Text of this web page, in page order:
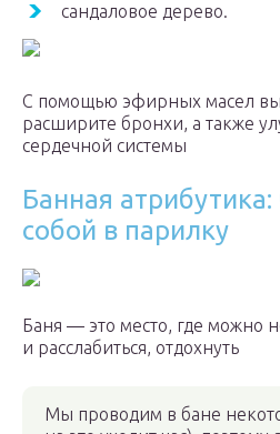
сандаловое дерево.
С помощью эфирных масел вы
расширите бронхи, а также
сердечной системы
Банная атрибутика:
собой в парилку
Баня — это место, где можно
и расслабиться, отдохнуть
Мы проводим в бане